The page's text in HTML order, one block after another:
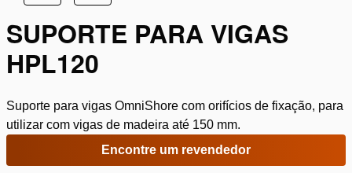
SUPORTE PARA VIGAS
HPL120
Suporte para vigas OmniShore com orifícios de fixação, para
utilizar com vigas de madeira até 150 mm.
Encontre um revendedor